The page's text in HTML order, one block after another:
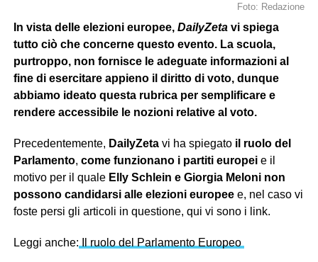
Foto: Redazione
In vista delle elezioni europee, DailyZetavi spiega
tutto ciò che concerne questo evento. La scuola,
purtroppo, non fornisce le adeguate informazioni al
fine di esercitare appieno il diritto di voto, dunque
abbiamo ideato questa rubrica per semplificare e
rendere accessibile le nozioni relative al voto.
Precedentemente, DailyZetavi ha spiegato il ruolo del
Parlamento, come funzionano i partiti europeie il
motivo per il quale Elly Schlein e Giorgia Meloni non
possono candidarsi alle elezioni europeee, nel caso vi
foste persi gli articoli in questione, qui vi sono i link.
Leggi anche: Il ruolo del Parlamento Europeo